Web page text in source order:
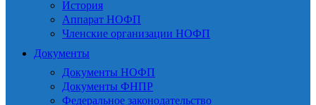
История
Аппарат НОФП
Членские организации НОФП
Документы
Документы НОФП
Документы ФНПР
Федеральное законодательство